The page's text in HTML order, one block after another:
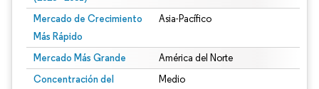
Mercado de Crecimiento
Más Rápido
Asia-Pacífico
Mercado Más Grande América del Norte
Concentración del
Medio